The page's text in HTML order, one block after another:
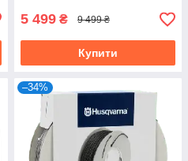
5 499 ₴ 9 499 ₴
Купити
–34%